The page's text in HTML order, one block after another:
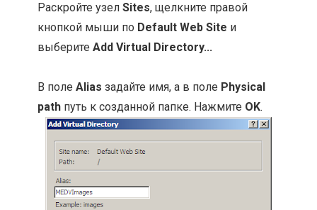
Раскройте узелSites, щелкните правой
кнопкой мыши по Default Web Site и
выберитеAdd Virtual Directory...
В полеAlias задайте имя, а в поле Physical
path путь к созданной папке. Нажмите OK.